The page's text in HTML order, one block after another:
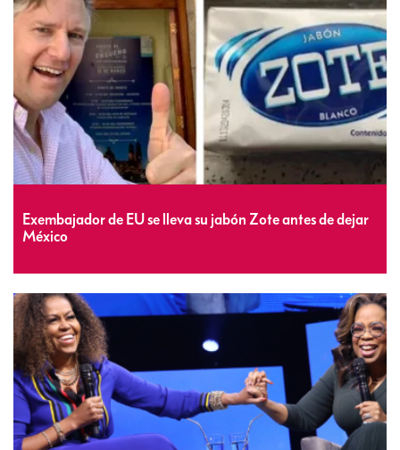
Exembajador de EU se lleva su jabón Zote antes de dejar
México